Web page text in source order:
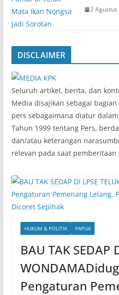
2
DISCLAIMER
‎Seluruh artikel, berita, dan
Media disajikan sebagai
pers sebagaimana diatur
Tahun 1999 tentang Pers,
dan/atau keterangan
relevan pada saat
HUKUM & POLITIK PAPUA
BAU TAK SEDAP
Pengaturan